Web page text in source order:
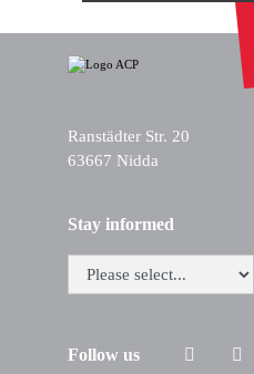
Ranstädter Str. 20
63667 Nidda
Stay informed
Follow us